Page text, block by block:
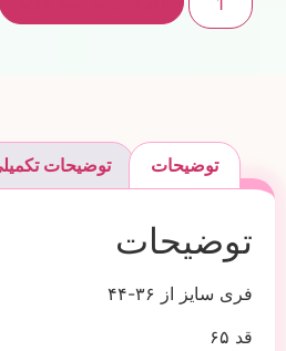
توضیحات توضیحات
توضیحات
فری سایز از ۳۶-۴۴
قد ۶۵